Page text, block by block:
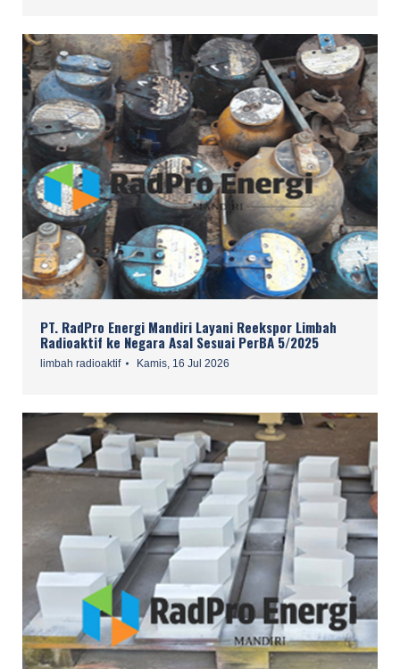
PT. RadPro Energi Mandiri Layani Reekspor Limbah
Radioaktif ke Negara Asal Sesuai PerBA 5/2025
limbah radioaktif Kamis, 16 Jul 2026